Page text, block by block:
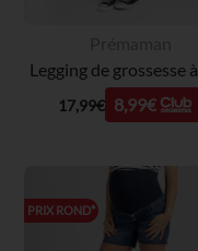
17,99€ 8,99€
PRIX ROND*